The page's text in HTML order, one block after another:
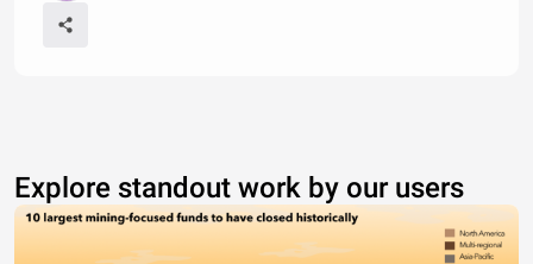
Explore standout work by our users